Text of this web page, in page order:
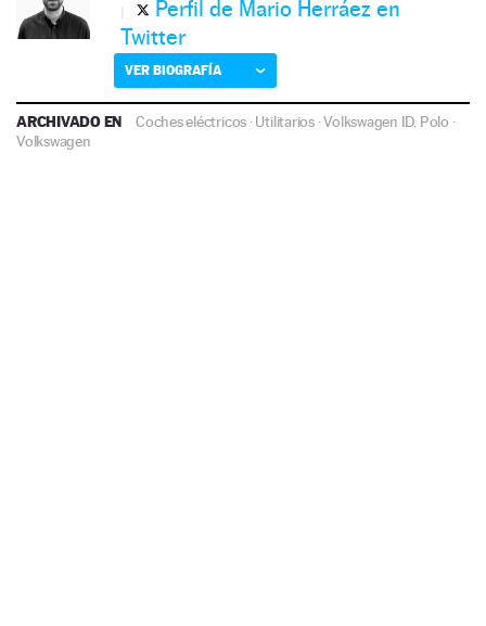
Perfil de Mario Herráez en
Twitter
VER BIOGRAFÍA
ARCHIVADO EN Coches eléctricos ·Utilitarios·Volkswagen ID. Polo ·
Volkswagen